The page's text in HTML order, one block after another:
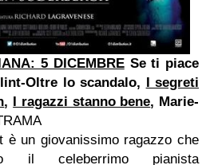
5 DICEMBRE Se ti piace
Oltre lo scandalo, I segreti
, I ragazzi stanno bene, Marie-
è un giovanissimo ragazzo che
il celeberrimo pianista